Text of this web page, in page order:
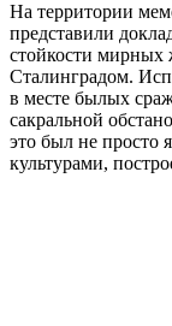
На территории
представили
стойкости мирных
Сталинградом.
в месте былых
сакральной
это был не просто
культурами,